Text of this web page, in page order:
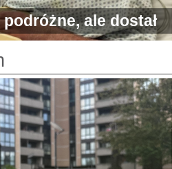
ale dostał
dolarów